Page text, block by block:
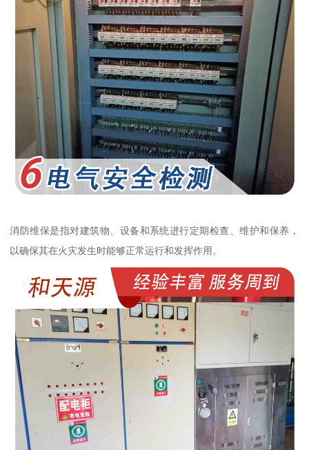
消防维保是指对建筑物、设备和系统进行定期检查、维护和保养，
以确保其在火灾发生时能够正常运行和发挥作用。